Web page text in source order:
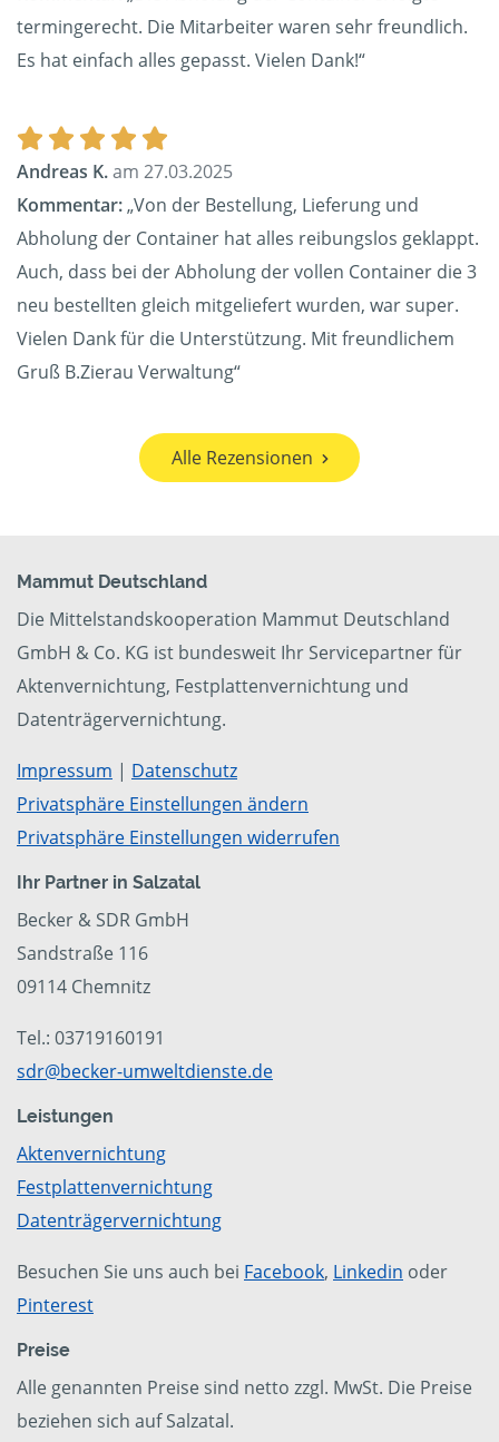
termingerecht. Die Mitarbeiter waren sehr freundlich.
Es hat einfach alles gepasst. Vielen Dank!“
Andreas K.am 27.03.2025
Kommentar:„Von der Bestellung, Lieferung und
Abholung der Container hat alles reibungslos geklappt.
Auch, dass bei der Abholung der vollen Container die 3
neu bestellten gleich mitgeliefert wurden, war super.
Vielen Dank für die Unterstützung. Mit freundlichem
Gruß B.Zierau Verwaltung“
Alle Rezensionen
Mammut Deutschland
Die Mittelstandskooperation Mammut Deutschland
GmbH & Co. KG ist bundesweit Ihr Servicepartner für
Aktenvernichtung, Festplattenvernichtung und
Datenträgervernichtung.
Impressum | Datenschutz
Privatsphäre Einstellungen ändern
Privatsphäre Einstellungen widerrufen
Ihr Partner in Salzatal
Becker & SDR GmbH
Sandstraße 116
09114 Chemnitz
Tel.: 03719160191
sdr@becker-umweltdienste.de
Leistungen
Aktenvernichtung
Festplattenvernichtung
Datenträgervernichtung
Besuchen Sie uns auch bei Facebook, Linkedin oder
Pinterest
Preise
Alle genannten Preise sind netto zzgl. MwSt. Die Preise
beziehen sich auf Salzatal.